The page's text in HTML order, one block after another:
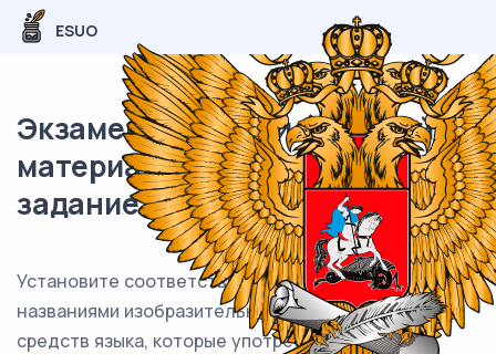
ESUO
Экзаменационный (типовой)
материал ЕГЭ / Русский / 22
задание (25) / 26
Установите соответствие между предложениями и
названиями изобразительно-выразительных
средств языка, которые употреблены в них: к